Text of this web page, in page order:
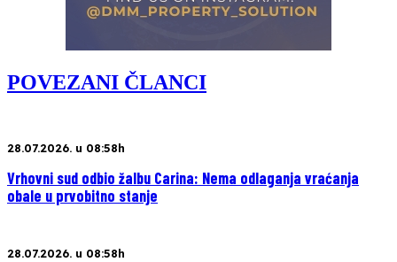
POVEZANI ČLANCI
28.07.2026. u 08:58h
Vrhovni sud odbio žalbu Carina: Nema odlaganja vraćanja
obale u prvobitno stanje
28.07.2026. u 08:58h